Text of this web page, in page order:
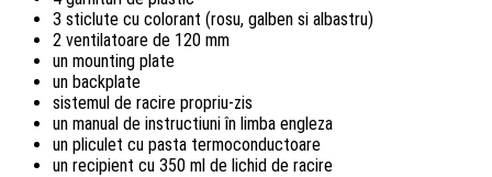
3 sticlute cu colorant (rosu, galben si albastru)
2 ventilatoare de 120 mm
un mounting plate
un backplate
sistemul de racire propriu-zis
un manual de instructiuni în limba engleza
un pliculet cu pasta termoconductoare
un recipient cu 350 ml de lichid de racire